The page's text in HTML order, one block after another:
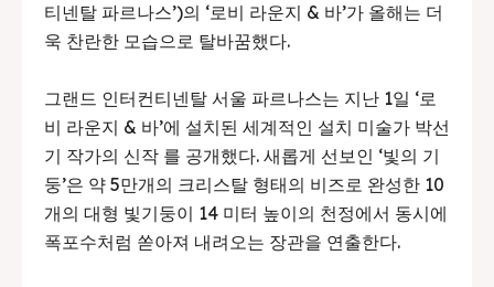
티넨탈 파르나스’)의 ‘로비 라운지 & 바’가 올해는 더
욱 찬란한 모습으로 탈바꿈했다.
그랜드 인터컨티넨탈 서울 파르나스는 지난 1일 ‘로
비 라운지 & 바’에 설치된 세계적인 설치 미술가 박선
기 작가의 신작 를 공개했다. 새롭게 선보인 ‘빛의 기
둥’은 약 5만개의 크리스탈 형태의 비즈로 완성한 10
개의 대형 빛기둥이 14 미터 높이의 천정에서 동시에
폭포수처럼 쏟아져 내려오는 장관을 연출한다.